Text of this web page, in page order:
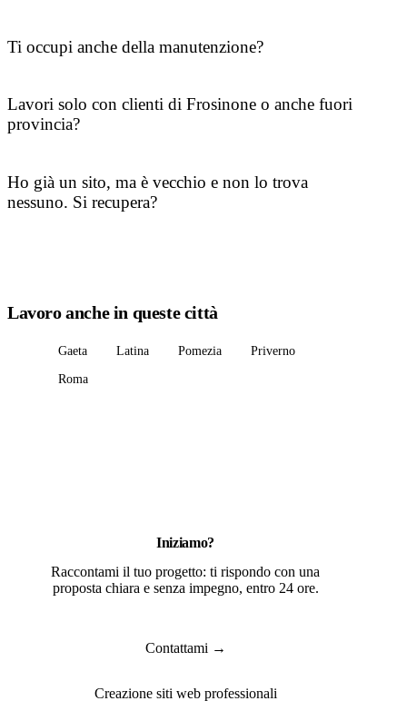
Ti occupi anche della manutenzione?
Lavori solo con clienti di Frosinone o anche fuori
provincia?
Ho già un sito, ma è vecchio e non lo trova
nessuno. Si recupera?
Lavoro anche in queste città
Gaeta Latina Pomezia
Priverno
Roma
Iniziamo?
Raccontami il tuo progetto: ti rispondo con una
proposta chiara e senza impegno, entro 24 ore.
Contattami →
Creazione siti web professionali